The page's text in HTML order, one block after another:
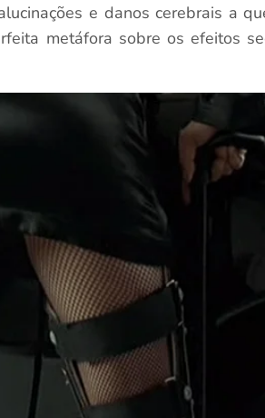
e danos cerebrais a
metáfora sobre os efeitos